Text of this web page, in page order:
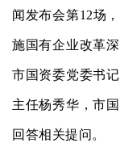
闻发布会第12场
施国有企业改革
市国资委党委书
主任杨秀华，市
回答相关提问。